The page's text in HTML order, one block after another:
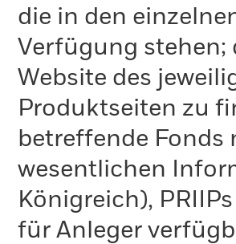
die in den
Verfügung stehen;
Website des
Produktseiten zu
betreffende Fonds
wesentlichen
Königreich),
für Anleger